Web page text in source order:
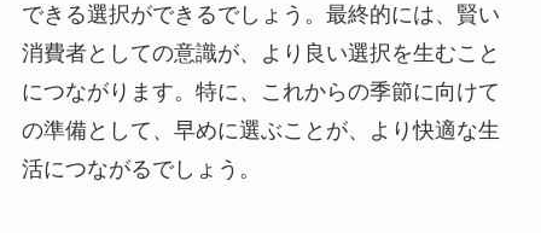
できる選択ができるでしょう。最終的には、賢い
消費者としての意識が、より良い選択を生むこと
につながります。特に、これからの季節に向けて
の準備として、早めに選ぶことが、より快適な生
活につながるでしょう。